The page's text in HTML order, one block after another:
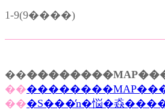
1-9(9����)
��
��
���S���̒n�悩�猋